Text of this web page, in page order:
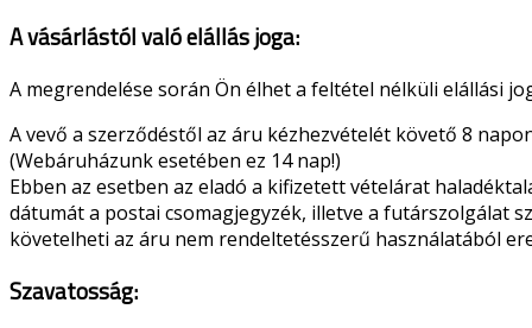
A vásárlástól való elállás joga:
A megrendelése során Ön élhet a feltétel nélküli elállási
A vevő a szerződéstől az áru kézhezvételét követő 8
(Webáruházunk esetében ez 14 nap!)
Ebben az esetben az eladó a kifizetett vételárat
dátumát a postai csomagjegyzék, illetve a futárszolgálat
követelheti az áru nem rendeltetésszerű használatából
Szavatosság: